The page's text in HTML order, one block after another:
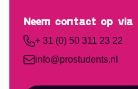
Neem contact op via
+ 31 (0) 50 311 23 22
info@prostudents.nl
Ontvang
direct in je